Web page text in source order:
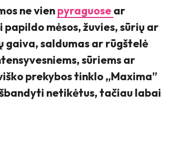
ne vienpyraguosear
mėsos, žuvies, sūrių ar
gaiva, saldumas ar rūgštelė
sūriems ar
prekybos tinklo „Maxima”
netikėtus, tačiau labai